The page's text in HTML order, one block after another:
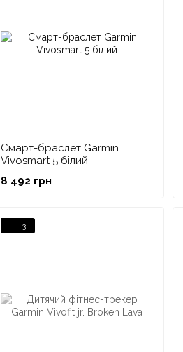
Смарт-браслет Garmin
Vivosmart 5 білий
8 492 грн
3